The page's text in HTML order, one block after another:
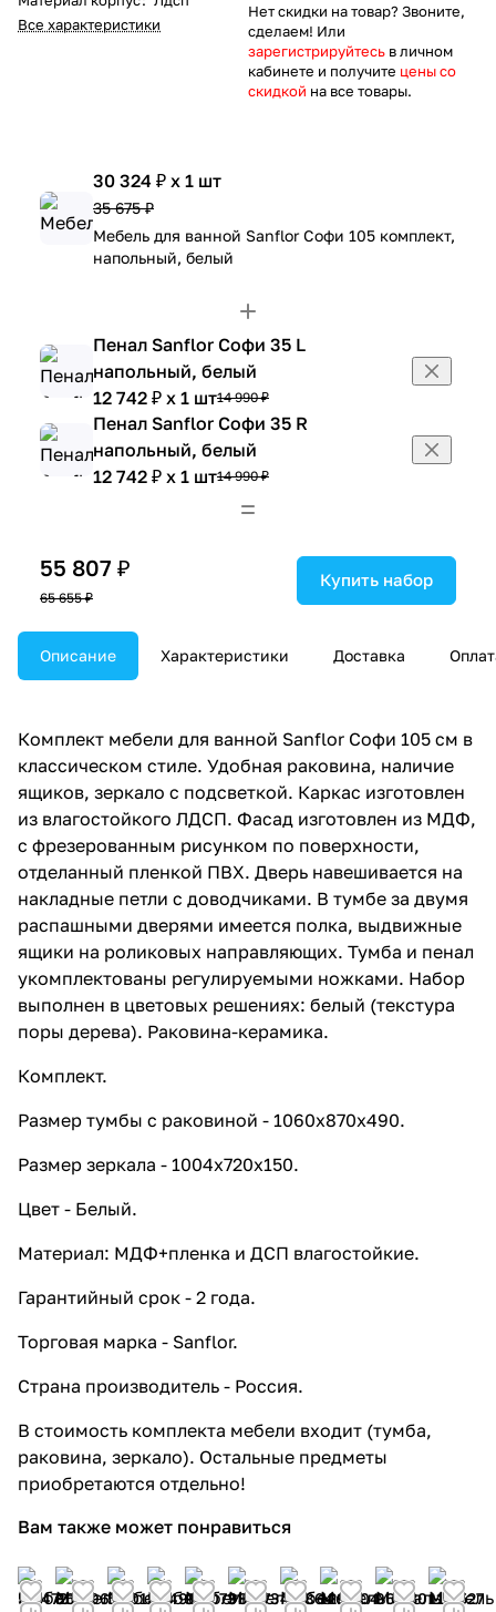
Все характеристики
Нет скидки на товар? Звоните,
сделаем! Или
зарегистрируйтесь в личном
кабинете и получите цены со
скидкой на все товары.
30 324 ₽ x 1 шт
35 675 ₽
Мебель для ванной Sanflor Софи 105 комплект,
напольный, белый
Пенал Sanflor Софи 35 L
напольный, белый
12 742 ₽ x 1 шт14 990 ₽
Пенал Sanflor Софи 35 R
напольный, белый
12 742 ₽ x 1 шт14 990 ₽
55 807 ₽
65 655 ₽
Купить набор
Описание Характеристики Доставка
Комплект мебели для ванной Sanflor Софи 105 см в
классическом стиле. Удобная раковина, наличие
ящиков, зеркало с подсветкой. Каркас изготовлен
из влагостойкого ЛДСП. Фасад изготовлен из МДФ,
с фрезерованным рисунком по поверхности,
отделанный пленкой ПВХ. Дверь навешивается на
накладные петли с доводчиками. В тумбе за двумя
распашными дверями имеется полка, выдвижные
ящики на роликовых направляющих. Тумба и пенал
укомплектованы регулируемыми ножками. Набор
выполнен в цветовых решениях: белый (текстура
поры дерева). Раковина-керамика.
Комплект.
Размер тумбы с раковиной - 1060х870х490.
Размер зеркала - 1004х720х150.
Цвет - Белый.
Материал: МДФ+пленка и ДСП влагостойкие.
Гарантийный срок - 2 года.
Торговая марка - Sanflor.
Страна производитель - Россия.
В стоимость комплекта мебели входит (тумба,
раковина, зеркало). Остальные предметы
приобретаются отдельно!
Вам также может понравиться
54 47286 49652 01937 49698 07398 07348 864129 20496 530118 527